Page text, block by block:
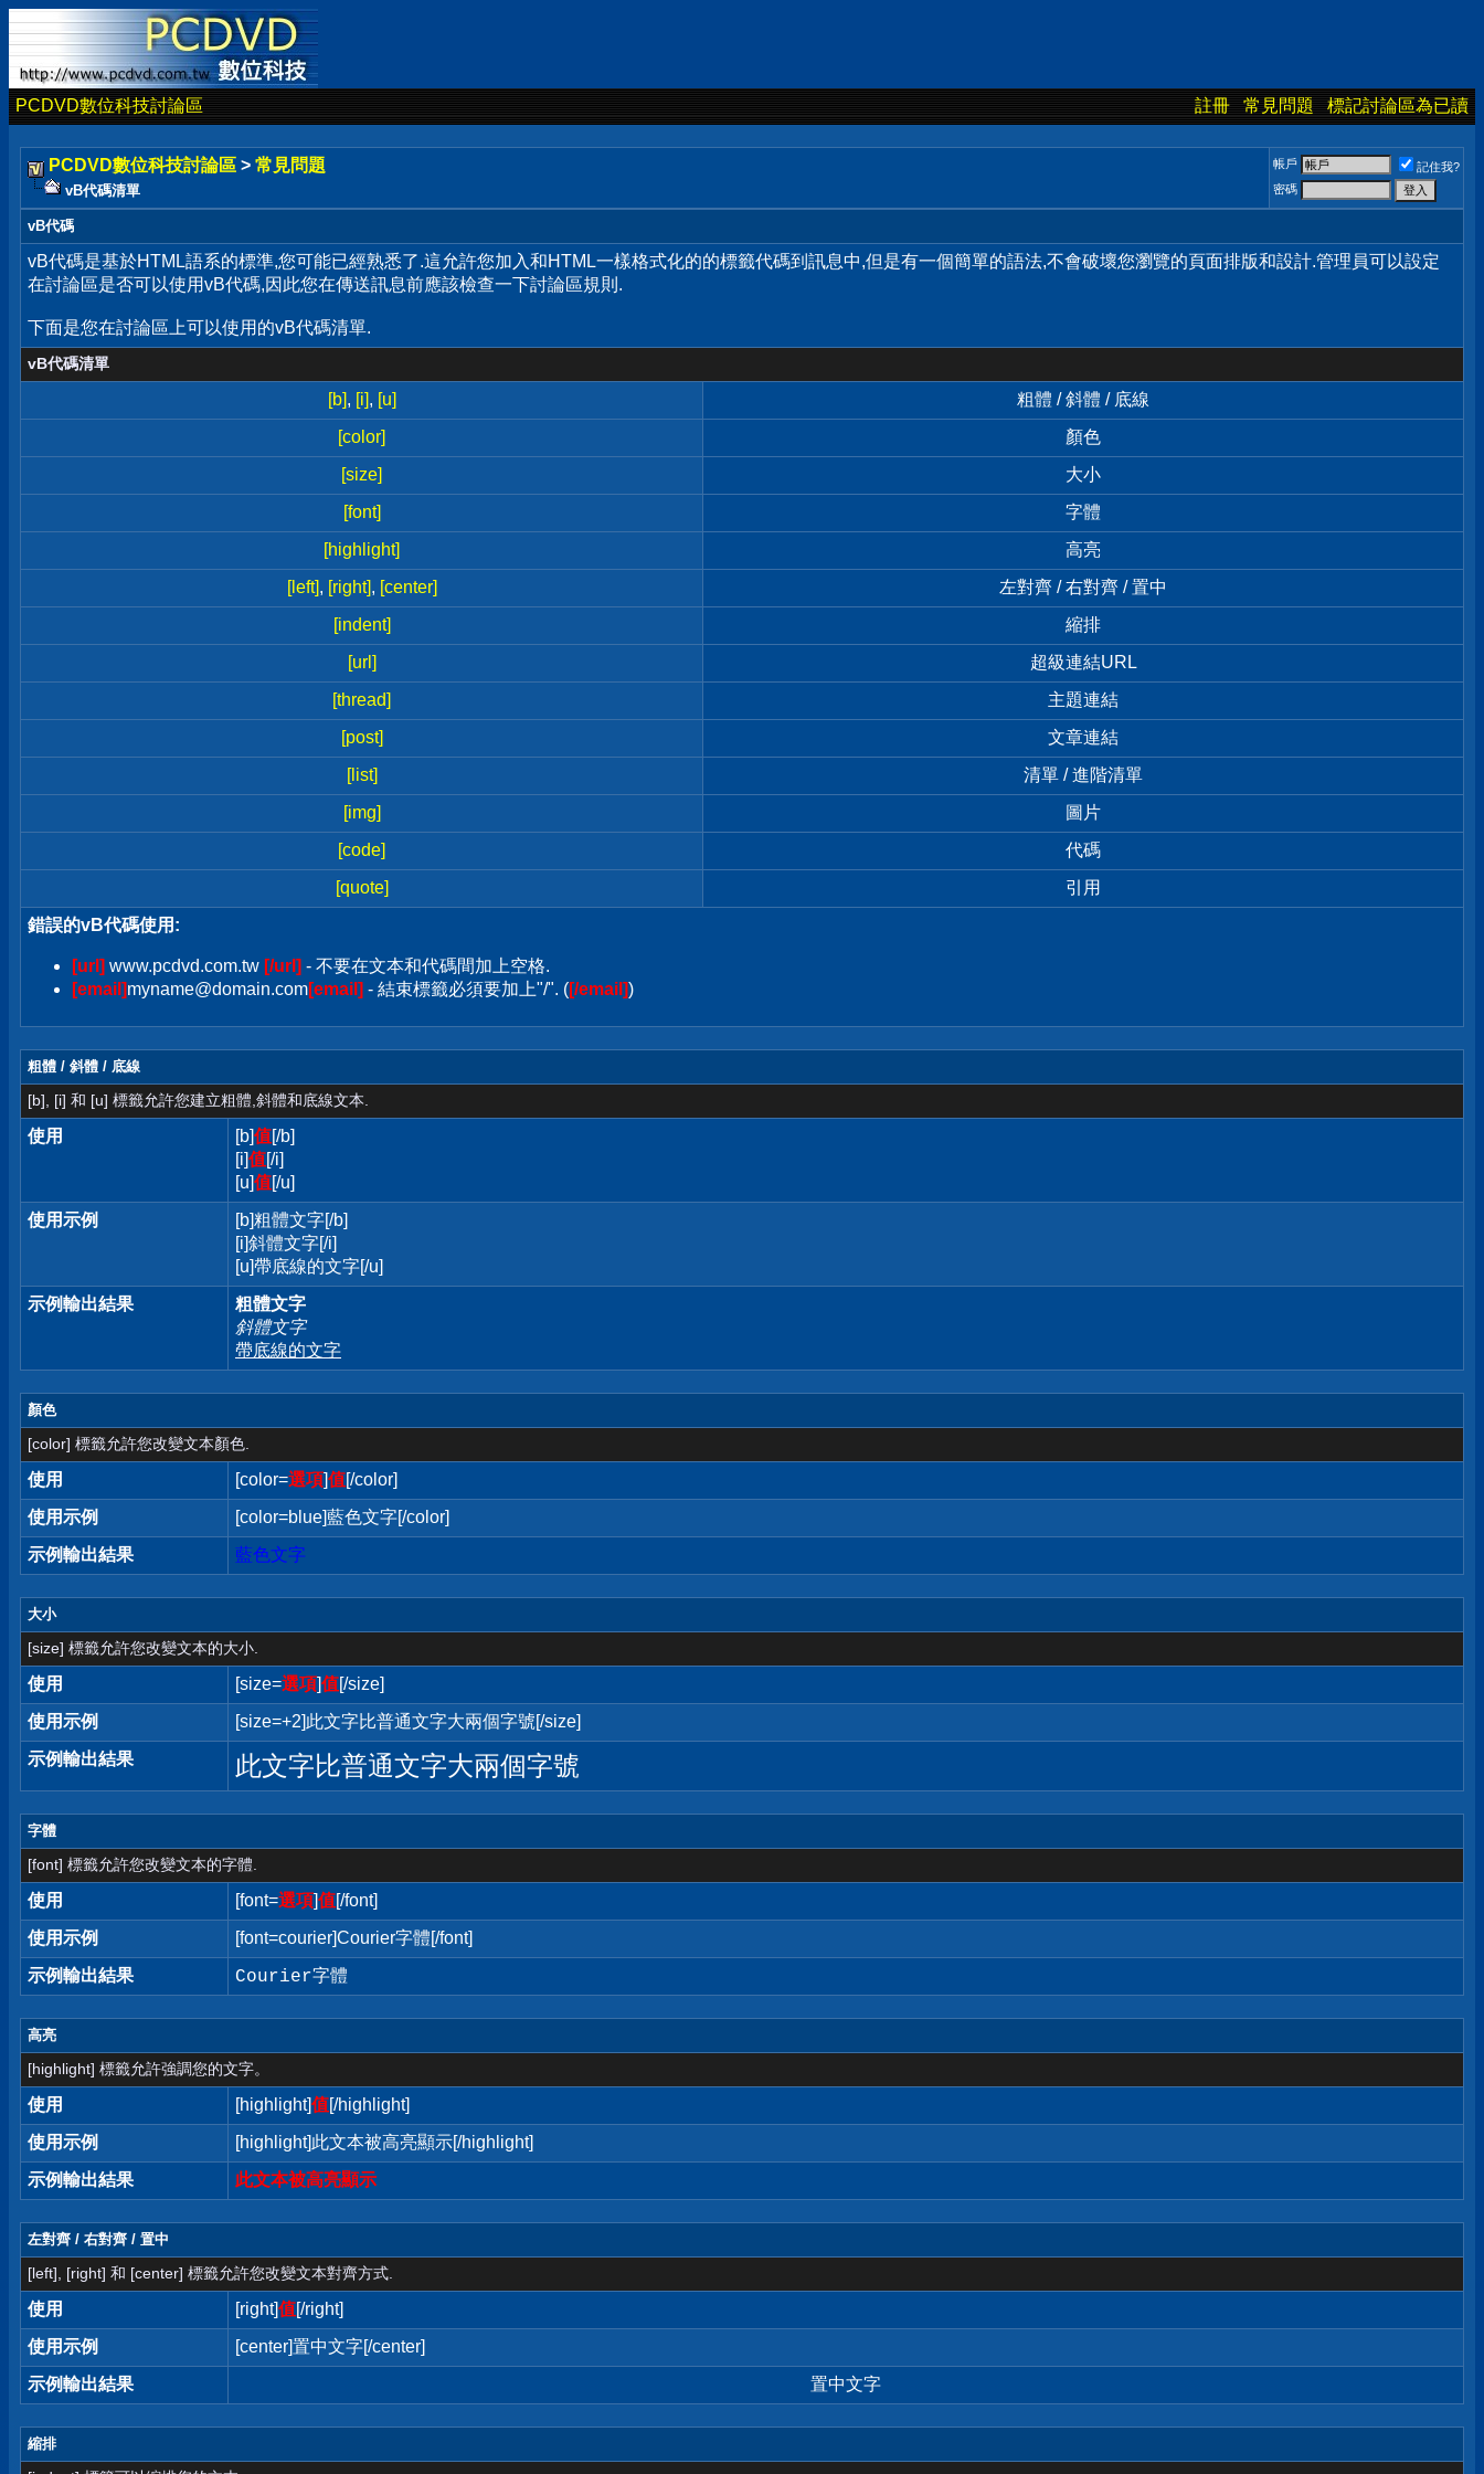
PCDVD數位科技討論區 註冊 常見問題 標記討論區為已讀
PCDVD數位科技討論區 > 常見問題
vB代碼清單
帳戶
記住我?
密碼
vB代碼
vB代碼是基於HTML語系的標準,您可能已經熟悉了.這允許您加入和HTML一樣格式化的的標籤代碼到訊息中,但是有一個簡單的語法,不會破壞您瀏覽的頁面排版和設計.管理員可以設定
在討論區是否可以使用vB代碼,因此您在傳送訊息前應該檢查一下討論區規則.
下面是您在討論區上可以使用的vB代碼清單.
vB代碼清單
[b], [i], [u]
粗體 / 斜體 / 底線
[color]
顏色
[size]
大小
[font]
字體
[highlight]
高亮
[left], [right], [center]
左對齊 / 右對齊 / 置中
[indent]
縮排
[url]
超級連結URL
[thread]
主題連結
[post]
文章連結
[list]
清單 / 進階清單
[img]
圖片
[code]
代碼
[quote]
引用
錯誤的vB代碼使用:
[url] www.pcdvd.com.tw [/url] - 不要在文本和代碼間加上空格.
[email]myname@domain.com[email] - 結束標籤必須要加上"/". ([/email])
粗體 / 斜體 / 底線
[b], [i] 和 [u] 標籤允許您建立粗體,斜體和底線文本.
使用 [b]值[/b]
[i]值[/i]
[u]值[/u]
使用示例
[b]粗體文字[/b]
[i]斜體文字[/i]
[u]帶底線的文字[/u]
示例輸出結果
粗體文字
斜體文字
帶底線的文字
顏色
[color] 標籤允許您改變文本顏色.
使用 [color=選項]值[/color]
使用示例
[color=blue]藍色文字[/color]
示例輸出結果
藍色文字
大小
[size] 標籤允許您改變文本的大小.
使用 [size=選項]值[/size]
使用示例
[size=+2]此文字比普通文字大兩個字號[/size]
示例輸出結果
此文字比普通文字大兩個字號
字體
[font] 標籤允許您改變文本的字體.
使用 [font=選項]值[/font]
使用示例
[font=courier]Courier字體[/font]
示例輸出結果
Courier字體
高亮
[highlight] 標籤允許強調您的文字。
使用 [highlight]值[/highlight]
使用示例
[highlight]此文本被高亮顯示[/highlight]
示例輸出結果
此文本被高亮顯示
左對齊 / 右對齊 / 置中
[left], [right] 和 [center] 標籤允許您改變文本對齊方式.
使用 [right]值[/right]
使用示例
[center]置中文字[/center]
示例輸出結果
置中文字
縮排